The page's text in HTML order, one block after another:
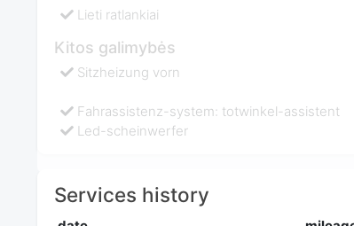
Lieti ratlankiai
Kitos galimybės
Sitzheizung vorn
Fahrassistenz-system: totwinkel-assistent
Led-scheinwerfer
Services history